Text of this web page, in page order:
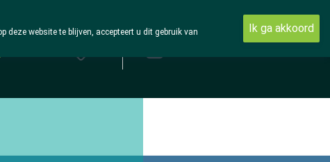
deze website te blijven, accepteert u dit gebruik van
Ik ga akkoord